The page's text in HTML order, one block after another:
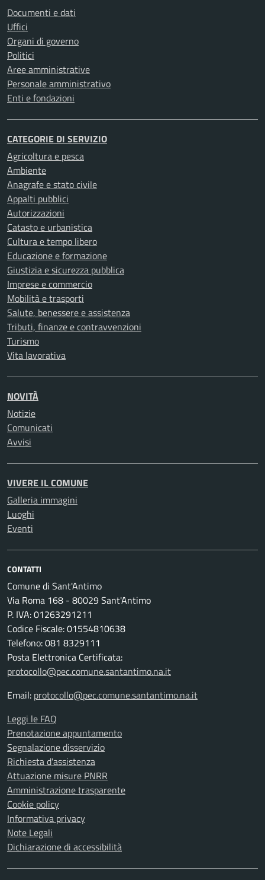
Documenti e dati
Uffici
Organi di governo
Politici
Aree amministrative
Personale amministrativo
Enti e fondazioni
CATEGORIE DI SERVIZIO
Agricoltura e pesca
Ambiente
Anagrafe e stato civile
Appalti pubblici
Autorizzazioni
Catasto e urbanistica
Cultura e tempo libero
Educazione e formazione
Giustizia e sicurezza pubblica
Imprese e commercio
Mobilità e trasporti
Salute, benessere e assistenza
Tributi, finanze e contravvenzioni
Turismo
Vita lavorativa
NOVITÀ
Notizie
Comunicati
Avvisi
VIVERE IL COMUNE
Galleria immagini
Luoghi
Eventi
CONTATTI
Comune di Sant'Antimo
Via Roma 168 - 80029 Sant'Antimo
P. IVA: 01263291211
Codice Fiscale: 01554810638
Telefono: 081 8329111
Posta Elettronica Certificata:
protocollo@pec.comune.santantimo.na.it
Email: protocollo@pec.comune.santantimo.na.it
Leggi le FAQ
Prenotazione appuntamento
Segnalazione disservizio
Richiesta d'assistenza
Attuazione misure PNRR
Amministrazione trasparente
Cookie policy
Informativa privacy
Note Legali
Dichiarazione di accessibilità